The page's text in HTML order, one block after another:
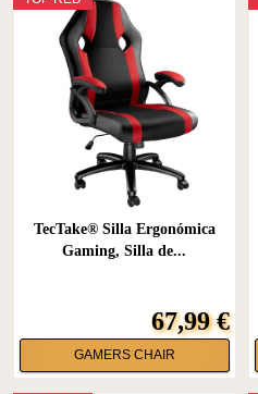
TecTake® Silla Ergonómica
Gaming, Silla de...
67,99 €
GAMERS CHAIR